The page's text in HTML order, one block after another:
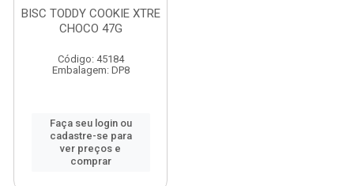
BISC TODDY COOKIE XTRE
CHOCO 47G
Código: 45184
Embalagem: DP8
Faça seu login ou
cadastre-se para
ver preços e
comprar